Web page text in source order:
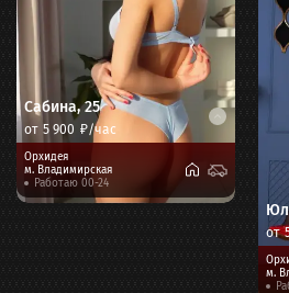
Сабина,25
от 5 900 ₽/час
Орхидея
м. Владимирская
Работаю 00-24
от
м.